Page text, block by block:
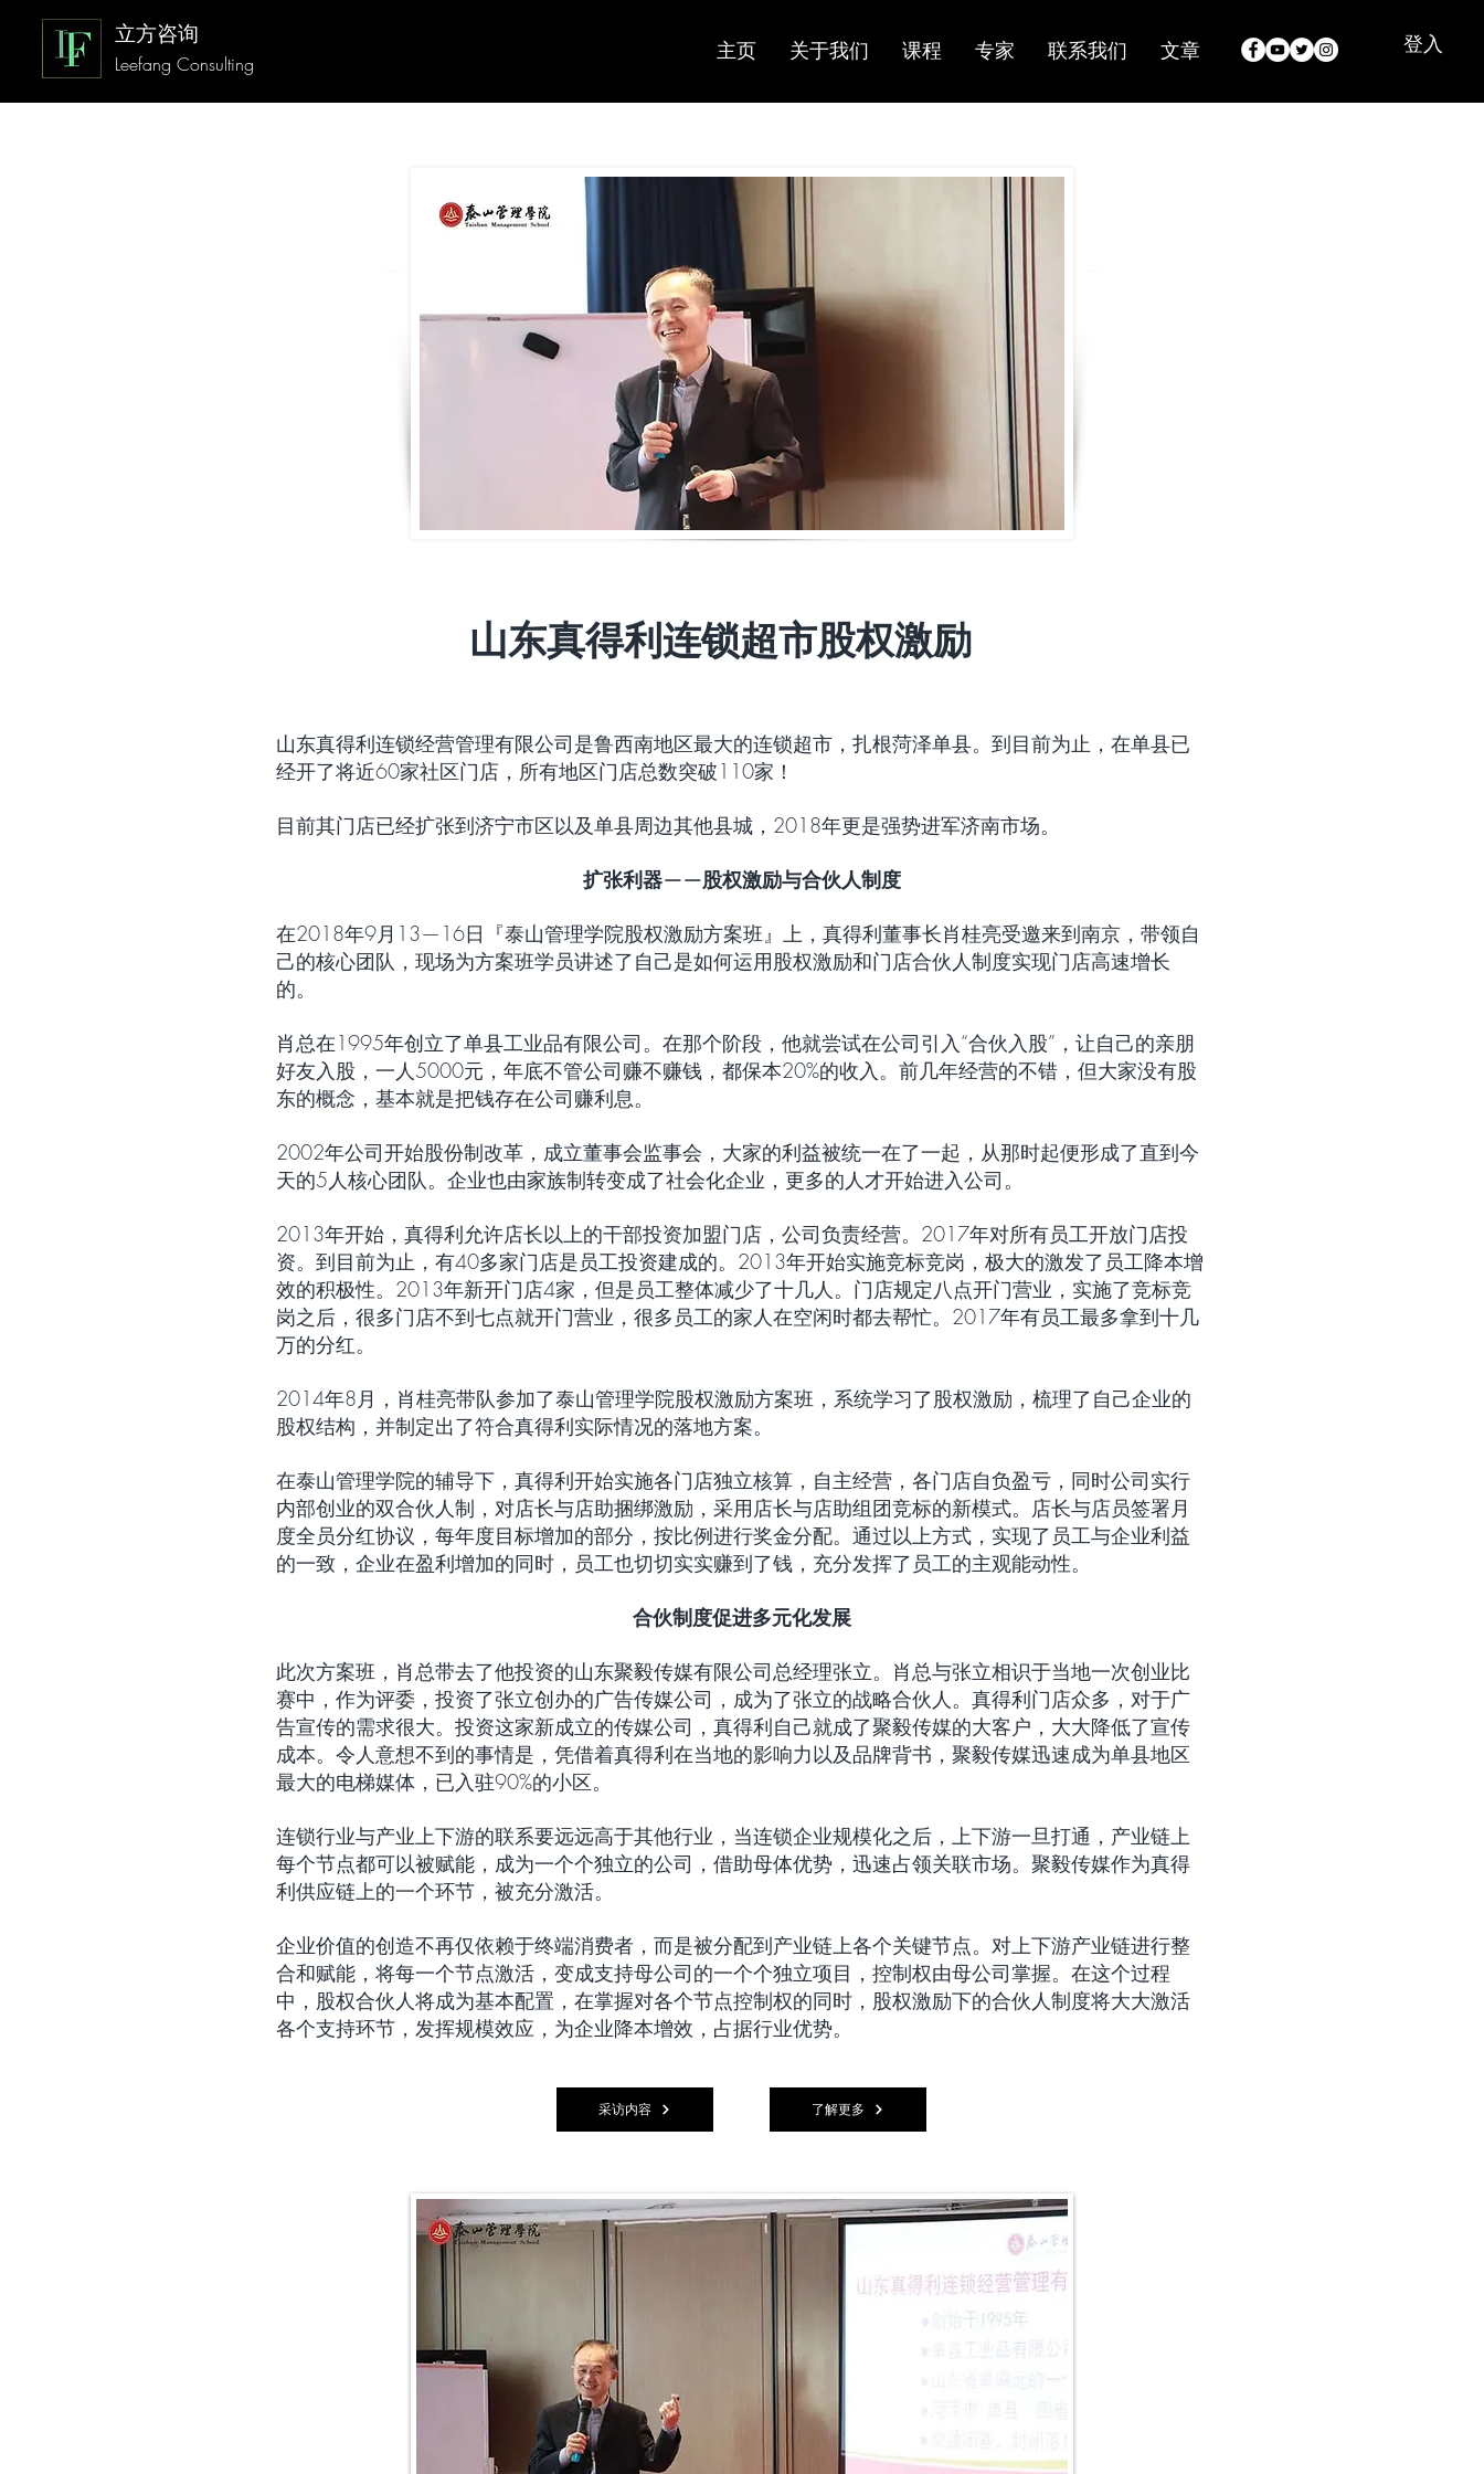
立方咨询
Leefang Consulting
主页 关于我们 课程 专家 联系我们 文章 登入
山东真得利连锁超市股权激励
山东真得利连锁经营管理有限公司是鲁西南地区最大的连锁超市，扎根菏泽单县。到目前为止，在单县已
经开了将近60家社区门店，所有地区门店总数突破110家！
目前其门店已经扩张到济宁市区以及单县周边其他县城，2018年更是强势进军济南市场。
扩张利器——股权激励与合伙人制度
在2018年9月13—16日『泰山管理学院股权激励方案班』上，真得利董事长肖桂亮受邀来到南京，带领自
己的核心团队，现场为方案班学员讲述了自己是如何运用股权激励和门店合伙人制度实现门店高速增长
的。
肖总在1995年创立了单县工业品有限公司。在那个阶段，他就尝试在公司引入“合伙入股”，让自己的亲朋
好友入股，一人5000元，年底不管公司赚不赚钱，都保本20%的收入。前几年经营的不错，但大家没有股
东的概念，基本就是把钱存在公司赚利息。
2002年公司开始股份制改革，成立董事会监事会，大家的利益被统一在了一起，从那时起便形成了直到今
天的5人核心团队。企业也由家族制转变成了社会化企业，更多的人才开始进入公司。
2013年开始，真得利允许店长以上的干部投资加盟门店，公司负责经营。2017年对所有员工开放门店投
资。到目前为止，有40多家门店是员工投资建成的。2013年开始实施竞标竞岗，极大的激发了员工降本增
效的积极性。2013年新开门店4家，但是员工整体减少了十几人。门店规定八点开门营业，实施了竞标竞
岗之后，很多门店不到七点就开门营业，很多员工的家人在空闲时都去帮忙。2017年有员工最多拿到十几
万的分红。
2014年8月，肖桂亮带队参加了泰山管理学院股权激励方案班，系统学习了股权激励，梳理了自己企业的
股权结构，并制定出了符合真得利实际情况的落地方案。
在泰山管理学院的辅导下，真得利开始实施各门店独立核算，自主经营，各门店自负盈亏，同时公司实行
内部创业的双合伙人制，对店长与店助捆绑激励，采用店长与店助组团竞标的新模式。店长与店员签署月
度全员分红协议，每年度目标增加的部分，按比例进行奖金分配。通过以上方式，实现了员工与企业利益
的一致，企业在盈利增加的同时，员工也切切实实赚到了钱，充分发挥了员工的主观能动性。
合伙制度促进多元化发展
此次方案班，肖总带去了他投资的山东聚毅传媒有限公司总经理张立。肖总与张立相识于当地一次创业比
赛中，作为评委，投资了张立创办的广告传媒公司，成为了张立的战略合伙人。真得利门店众多，对于广
告宣传的需求很大。投资这家新成立的传媒公司，真得利自己就成了聚毅传媒的大客户，大大降低了宣传
成本。令人意想不到的事情是，凭借着真得利在当地的影响力以及品牌背书，聚毅传媒迅速成为单县地区
最大的电梯媒体，已入驻90%的小区。
连锁行业与产业上下游的联系要远远高于其他行业，当连锁企业规模化之后，上下游一旦打通，产业链上
每个节点都可以被赋能，成为一个个独立的公司，借助母体优势，迅速占领关联市场。聚毅传媒作为真得
利供应链上的一个环节，被充分激活。
企业价值的创造不再仅依赖于终端消费者，而是被分配到产业链上各个关键节点。对上下游产业链进行整
合和赋能，将每一个节点激活，变成支持母公司的一个个独立项目，控制权由母公司掌握。在这个过程
中，股权合伙人将成为基本配置，在掌握对各个节点控制权的同时，股权激励下的合伙人制度将大大激活
各个支持环节，发挥规模效应，为企业降本增效，占据行业优势。
采访内容 了解更多